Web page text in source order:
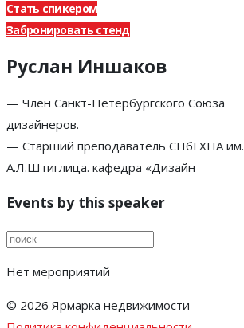
Стать спикером
Забронировать стенд
Руслан Иншаков
— Член Санкт-Петербургского Союза
дизайнеров.
— Старший преподаватель СПбГХПА им.
А.Л.Штиглица. кафедра «Дизайн
Events by this speaker
Нет мероприятий
© 2026 Ярмарка недвижимости